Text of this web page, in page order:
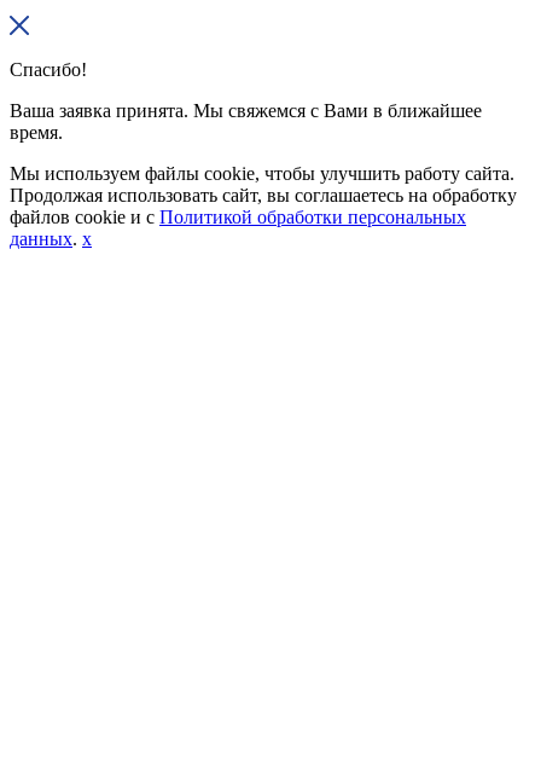
Спасибо!
Ваша заявка принята. Мы свяжемся с Вами в ближайшее
время.
Мы используем файлы cookie, чтобы улучшить работу сайта.
Продолжая использовать сайт, вы соглашаетесь на обработку
файлов cookie и с Политикой обработки персональных
данных. x